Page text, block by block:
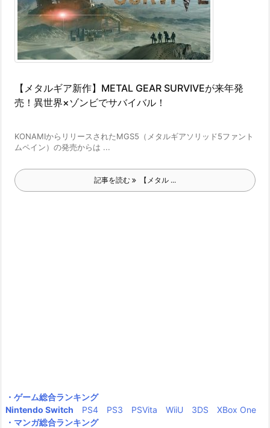
【メタルギア新作】METAL GEAR SURVIVEが来年発
売！異世界×ゾンビでサバイバル！
KONAMIからリリースされたMGS5（メタルギアソリッド5ファント
ムペイン）の発売からは ...
記事を読む 【メタル ...
・ゲーム総合ランキング
Nintendo Switch
PS4 PS3 PSVita WiiU 3DS
XBox One
・マンガ総合ランキング